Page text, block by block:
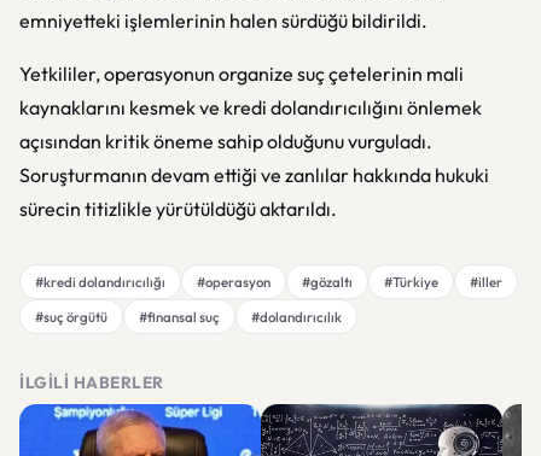
emniyetteki işlemlerinin halen sürdüğü bildirildi.
Yetkililer, operasyonun organize suç çetelerinin mali
kaynaklarını kesmek ve kredi dolandırıcılığını önlemek
açısından kritik öneme sahip olduğunu vurguladı.
Soruşturmanın devam ettiği ve zanlılar hakkında hukuki
sürecin titizlikle yürütüldüğü aktarıldı.
#kredi dolandırıcılığı #operasyon #gözaltı #Türkiye
#iller
#suç örgütü
#finansal suç #dolandırıcılık
İLGILI HABERLER